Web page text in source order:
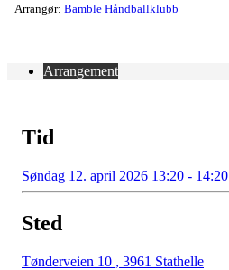
Arrangør: Bamble Håndballklubb
Arrangement
Tid
Søndag 12. april 2026 13:20 - 14:20
Sted
Tønderveien 10 , 3961 Stathelle